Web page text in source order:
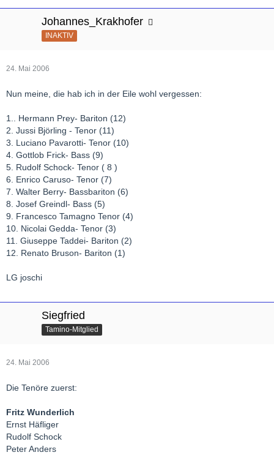
Johannes_Krakhofer
INAKTIV
24. Mai 2006
Nun meine, die hab ich in der Eile wohl vergessen:
1.. Hermann Prey- Bariton (12)
2. Jussi Björling - Tenor (11)
3. Luciano Pavarotti- Tenor (10)
4. Gottlob Frick- Bass (9)
5. Rudolf Schock- Tenor ( 8 )
6. Enrico Caruso- Tenor (7)
7. Walter Berry- Bassbariton (6)
8. Josef Greindl- Bass (5)
9. Francesco Tamagno Tenor (4)
10. Nicolai Gedda- Tenor (3)
11. Giuseppe Taddei- Bariton (2)
12. Renato Bruson- Bariton (1)
LG joschi
Siegfried
Tamino-Mitglied
24. Mai 2006
Die Tenöre zuerst:
Fritz Wunderlich
Ernst Häfliger
Rudolf Schock
Peter Anders